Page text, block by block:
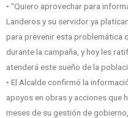
• “Quiero aprovechar para
Landeros y su servidor ya
para prevenir esta problemática
durante la campaña, y hoy les
atenderá este sueño de la
• El Alcalde confirmó la
apoyos en obras y acciones que
meses de su gestión de